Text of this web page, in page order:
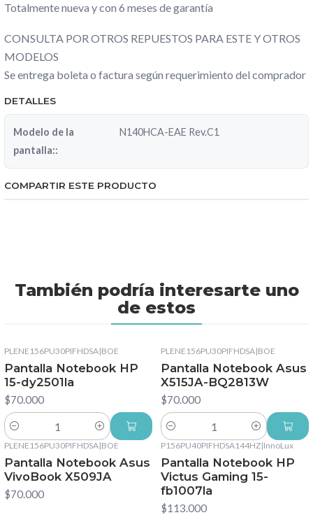
Totalmente nueva y con 6 meses de garantía
CONSULTA POR OTROS REPUESTOS PARA ESTE Y OTROS
MODELOS
Se entrega boleta o factura según requerimiento del comprador
DETALLES
Modelo de la
pantalla::
N140HCA-EAE Rev.C1
COMPARTIR ESTE PRODUCTO
También podría interesarte uno
de estos
PLENE156PU30PIFHDSA|BOE
Pantalla Notebook HP
15-dy2501la
$70.000
Cantidad
PLENE156PU30PIFHDSA|BOE
Pantalla Notebook Asus
X515JA-BQ2813W
$70.000
Cantidad
PLENE156PU30PIFHDSA|BOE
Pantalla Notebook Asus
VivoBook X509JA
$70.000
P156PU40PIFHDSA144HZ|InnoLux
Pantalla Notebook HP
Victus Gaming 15-
fb1007la
$113.000